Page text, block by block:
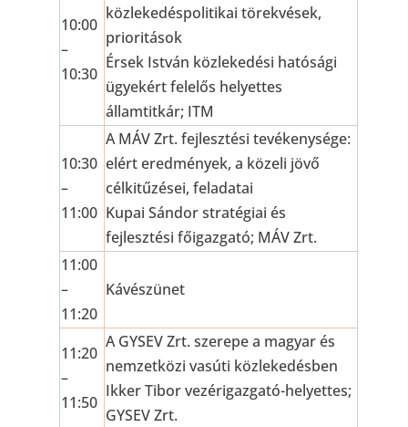
10:00
–
10:30
közlekedéspolitikai törekvések,
prioritások
Érsek István közlekedési hatósági
ügyekért felelős helyettes
államtitkár; ITM
10:30
–
11:00
A MÁV Zrt. fejlesztési tevékenysége:
elért eredmények, a közeli jövő
célkitűzései, feladatai
Kupai Sándor stratégiai és
fejlesztési főigazgató; MÁV Zrt.
11:00
–
11:20
Kávészünet
11:20
–
11:50
A GYSEV Zrt. szerepe a magyar és
nemzetközi vasúti közlekedésben
Ikker Tibor vezérigazgató-helyettes;
GYSEV Zrt.